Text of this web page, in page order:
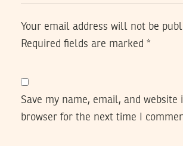
Your email address will not be
Required fields are marked *
Save my name, email, and website
browser for the next time I